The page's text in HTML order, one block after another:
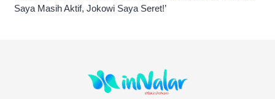
Saya Masih Aktif, Jokowi Saya Seret!’